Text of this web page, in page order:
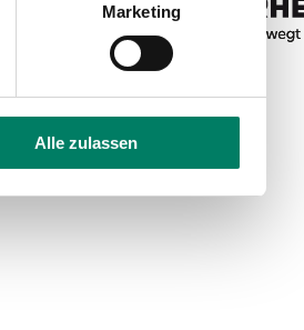
Marketing
Alle zulassen